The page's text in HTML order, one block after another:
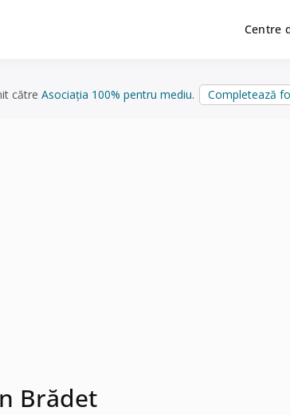
Centre
către Asociația 100% pentru mediu. Completează
Brădet